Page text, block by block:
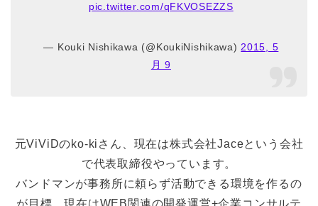
pic.twitter.com/qFKVOSEZZS
— Kouki Nishikawa (@KoukiNishikawa)2015, 5
月 9
元ViViDのko-kiさん、現在は株式会社Jaceという会社
で代表取締役やっています。
バンドマンが事務所に頼らず活動できる環境を作るの
が目標、現在はWEB関連の開発運営+企業コンサルテ